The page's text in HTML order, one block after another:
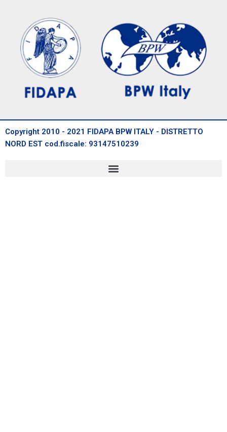
Copyright 2010 - 2021 FIDAPA BPW ITALY - DISTRETTO
NORD EST cod.fiscale: 93147510239